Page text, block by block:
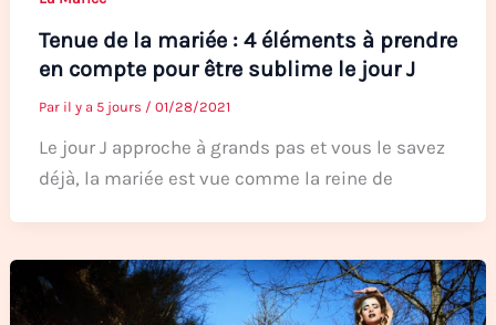
Tenue de la mariée : 4 éléments à prendre
en compte pour être sublime le jour J
Par il y a 5 jours / 01/28/2021
Le jour J approche à grands pas et vous le savez
déjà, la mariée est vue comme la reine de